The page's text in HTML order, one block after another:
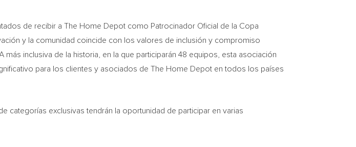
de recibir a The Home Depot como Patrocinador Oficial de la Copa
y la comunidad coincide con los valores de inclusión y compromiso
más inclusiva de la historia, en la que participarán 48 equipos, esta asociación
para los clientes y asociados de The Home Depot en todos los países
exclusivas tendrán la oportunidad de participar en varias